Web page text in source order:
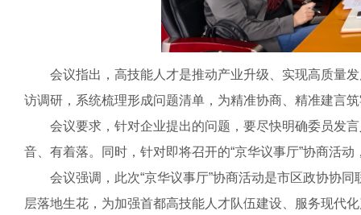
会议指出，高技能人才是推动产业升级、实现高质量发
访调研，系统梳理形成问题清单，为精准协商、精准建言
会议要求，针对企业提出的问题，要尽快明确委员发言
音、有着落。同时，针对即将召开的“京华议事厅”协商活
会议强调，此次“京华议事厅”协商活动是市区政协协同
层落地生花，为加强首都高技能人才队伍建设、服务现代